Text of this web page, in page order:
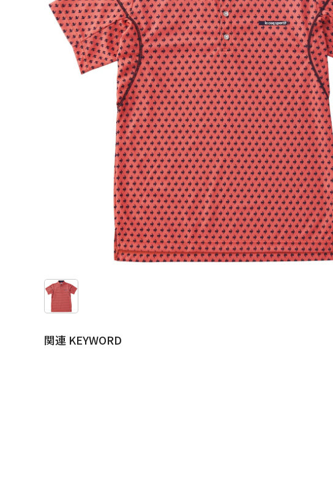
関連 KEYWORD